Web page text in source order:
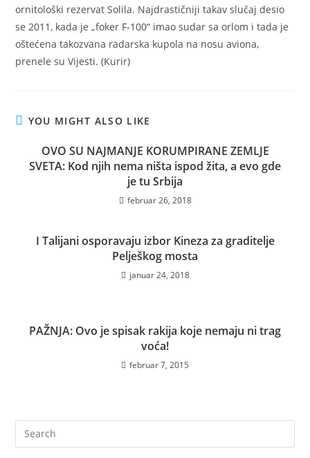
ornitološki rezervat Solila. Najdrastičniji takav slučaj desio
se 2011, kada je „foker F-100“ imao sudar sa orlom i tada je
oštećena takozvana radarska kupola na nosu aviona,
prenele su Vijesti. (Kurir)
YOU MIGHT ALSO LIKE
OVO SU NAJMANJE KORUMPIRANE ZEMLJE
SVETA: Kod njih nema ništa ispod žita, a evo gde
je tu Srbija
februar 26, 2018
I Talijani osporavaju izbor Kineza za graditelje
Pelješkog mosta
januar 24, 2018
PAŽNJA: Ovo je spisak rakija koje nemaju ni trag
voća!
februar 7, 2015